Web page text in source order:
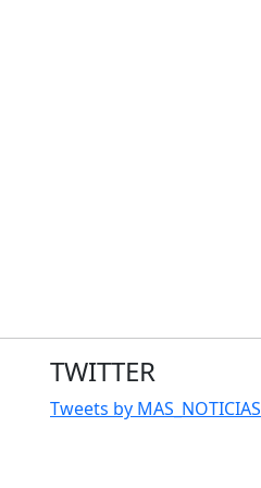
TWITTER
Tweets by MAS_NOTICIAS